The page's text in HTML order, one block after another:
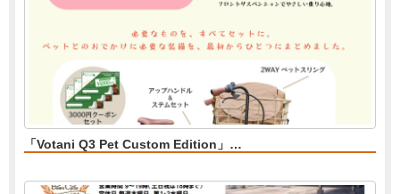
「Votani Q3 Pet Custom Edition」…